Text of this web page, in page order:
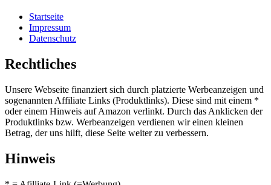
Startseite
Impressum
Datenschutz
Rechtliches
Unsere Webseite finanziert sich durch platzierte Werbeanzeigen und
sogenannten Affiliate Links (Produktlinks). Diese sind mit einem *
oder einem Hinweis auf Amazon verlinkt. Durch das Anklicken der
Produktlinks bzw. Werbeanzeigen verdienen wir einen kleinen
Betrag, der uns hilft, diese Seite weiter zu verbessern.
Hinweis